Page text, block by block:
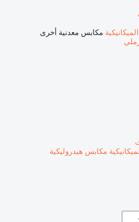
مكابس معدنية أخرى
مكابس هيدروليكية